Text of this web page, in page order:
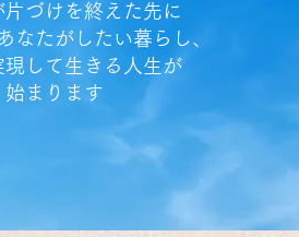
片づけを終えた先に
なたがしたい暮らし、
現して生きる人生が
始まります